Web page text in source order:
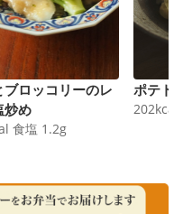
ブロッコリーのレ
炒め
食塩 1.2g
ポテト
202kcal